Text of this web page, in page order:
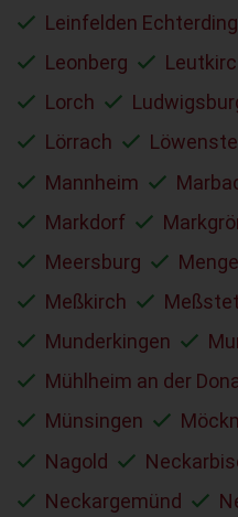
Leinfelden
Leonberg
Lorch
Lörrach
Mannheim
Markdorf
Meersburg
Meßkirch
Munderkingen
Mühlheim an der
Münsingen
Nagold
Neckargemünd